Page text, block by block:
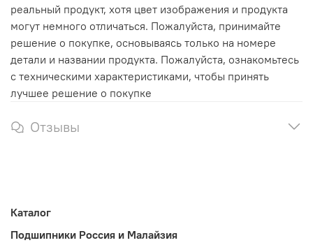
реальный продукт, хотя цвет изображения и продукта
могут немного отличаться. Пожалуйста, принимайте
решение о покупке, основываясь только на номере
детали и названии продукта. Пожалуйста, ознакомьтесь
с техническими характеристиками, чтобы принять
лучшее решение о покупке
Отзывы
Каталог
Подшипники Россия и Малайзия